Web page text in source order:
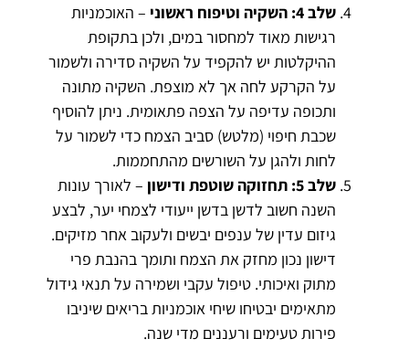
שלב 4: השקיה וטיפוח ראשוני
– האוכמניות
רגישות מאוד למחסור במים, ולכן בתקופת
ההיקלטות יש להקפיד על השקיה סדירה ולשמור
על הקרקע לחה אך לא מוצפת. השקיה מתונה
ותכופה עדיפה על הצפה פתאומית. ניתן להוסיף
שכבת חיפוי (מלטש) סביב הצמח כדי לשמור על
לחות ולהגן על השורשים מהתחממות.
שלב 5: תחזוקה שוטפת ודישון
– לאורך עונות
השנה חשוב לדשן בדשן ייעודי לצמחי יער, לבצע
גיזום עדין של ענפים יבשים ולעקוב אחר מזיקים.
דישון נכון מחזק את הצמח ותומך בהנבת פרי
מתוק ואיכותי. טיפול עקבי ושמירה על תנאי גידול
מתאימים יבטיחו שיחי אוכמניות בריאים שיניבו
פירות טעימים ורעננים מדי שנה.